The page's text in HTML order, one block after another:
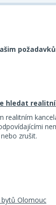
hledat
realitním
zrušit.
bytů Olomouc